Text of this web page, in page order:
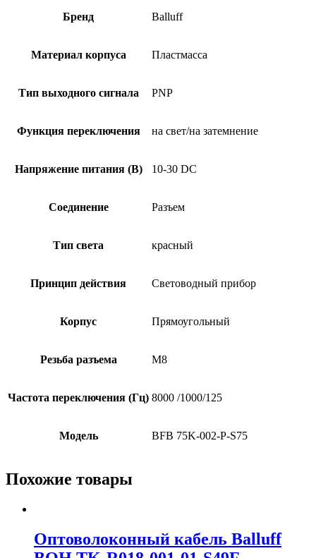
Бренд Balluff
Материал корпуса Пластмасса
Тип выходного сигнала PNP
Функция переключения на свет/на затемнение
Напряжение питания (В) 10-30 DC
Соединение Разъем
Тип света красный
Принцип действия Световодный прибор
Корпус Прямоугольный
Резьба разъема M8
Частота переключения (Гц) 8000 /1000/125
Модель BFB 75K-002-P-S75
Похожие товары
Оптоволоконный кабель Balluff